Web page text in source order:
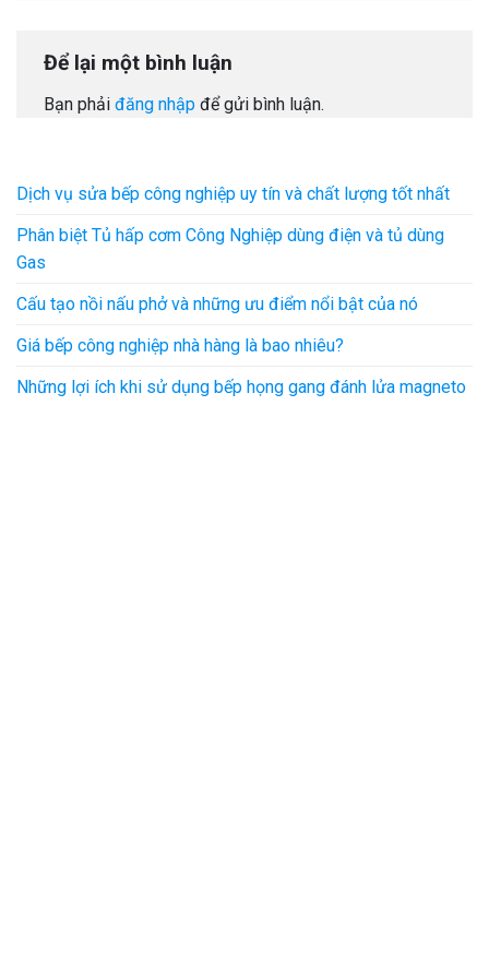
Để lại một bình luận
Bạn phải đăng nhập để gửi bình luận.
Dịch vụ sửa bếp công nghiệp uy tín và chất lượng tốt nhất
Phân biệt Tủ hấp cơm Công Nghiệp dùng điện và tủ dùng
Gas
Cấu tạo nồi nấu phở và những ưu điểm nổi bật của nó
Giá bếp công nghiệp nhà hàng là bao nhiêu?
Những lợi ích khi sử dụng bếp họng gang đánh lửa magneto